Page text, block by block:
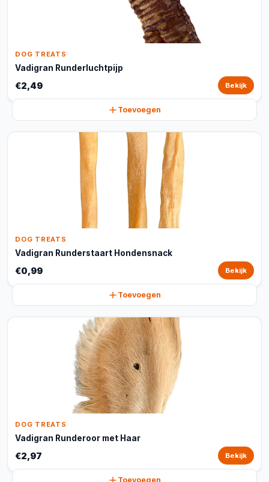
DOG TREATS
Vadigran Runderluchtpijp
€2,49 Bekijk
Toevoegen
DOG TREATS
Vadigran Runderstaart Hondensnack
€0,99 Bekijk
Toevoegen
DOG TREATS
Vadigran Runderoor met Haar
€2,97 Bekijk
Toevoegen